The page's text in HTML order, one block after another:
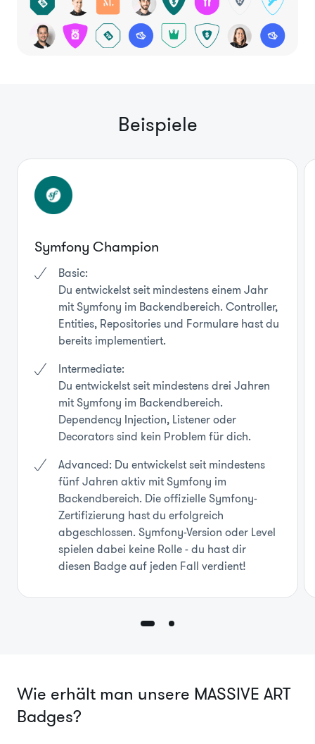
Beispiele
Symfony Champion
Basic:
Du entwickelst seit mindestens einem Jahr
mit Symfony im Backendbereich. Controller,
Entities, Repositories und Formulare hast du
bereits implementiert.
Intermediate:
Du entwickelst seit mindestens drei Jahren
mit Symfony im Backendbereich.
Dependency Injection, Listener oder
Decorators sind kein Problem für dich.
Advanced: Du entwickelst seit mindestens
fünf Jahren aktiv mit Symfony im
Backendbereich. Die offizielle Symfony-
Zertifizierung hast du erfolgreich
abgeschlossen. Symfony-Version oder Level
spielen dabei keine Rolle - du hast dir
diesen Badge auf jeden Fall verdient!
Wie erhält man unsere MASSIVE ART
Badges?